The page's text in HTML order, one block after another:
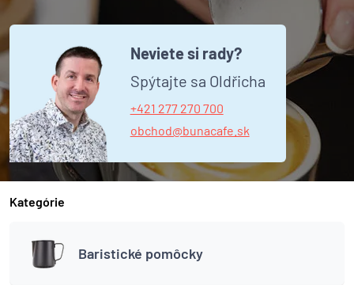
Neviete si rady?
Spýtajte sa Oldřicha
+421 277 270 700
obchod@bunacafe.sk
Kategórie
Baristické pomôcky